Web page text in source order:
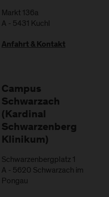
Markt 136a
A - 5431 Kuchl
Anfahrt & Kontakt
Campus
Schwarzach
(Kardinal
Schwarzenberg
Klinikum)
Schwarzenbergplatz 1
A - 5620 Schwarzach im
Pongau